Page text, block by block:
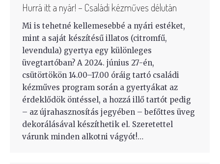
Hurrá itt a nyár! – Családi kézműves délután
Mi is tehetné kellemesebbé a nyári estéket,
mint a saját készítésű illatos (citromfű,
levendula) gyertya egy különleges
üvegtartóban? A 2024. június 27-én,
csütörtökön 14.00–17.00 óráig tartó családi
kézműves program során a gyertyákat az
érdeklődök öntéssel, a hozzá illő tartót pedig
– az újrahasznosítás jegyében – befőttes üveg
dekorálásával készíthetik el. Szeretettel
várunk minden alkotni vágyót!…